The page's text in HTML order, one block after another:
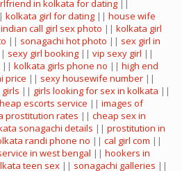
in kolkata for dating ||
kolkata girl for dating || house wife
indian call girl sex photo || kolkata girl
|| sonagachi hot photo || sex girl in
sexy girl booking || vip sexy girl ||
|| kolkata girls phone no || high end
price || sexy housewife number ||
|| girls looking for sex in kolkata ||
escorts service || images of
prostitution rates || cheap sex in
sonagachi details || prostitution in
randi phone no || cal girl com ||
in west bengal || hookers in
teen sex || sonagachi galleries ||